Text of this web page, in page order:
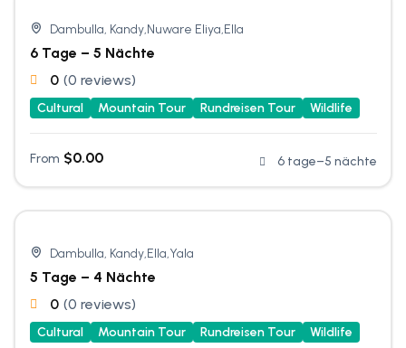
Dambulla, Kandy,Nuware Eliya,Ella
6 Tage – 5 Nächte
0 (0 reviews)
Cultural Mountain Tour Rundreisen Tour Wildlife
From $0.00 6 tage–5 nächte
Dambulla, Kandy,Ella,Yala
5 Tage – 4 Nächte
0 (0 reviews)
Cultural Mountain Tour Rundreisen Tour Wildlife